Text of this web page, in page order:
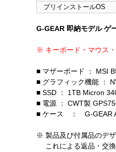
プリインストールOS
G-GEAR 即納モデル ゲ
※ キーボード・マウス
■ マザーボード ： MSI
■ グラフィック機能 ：
■ SSD ： 1TB Micron
■ 電源 ： CWT製
■ ケース ： G-GEAR
※ 製品及び付属品のデ
これによる返品・交換